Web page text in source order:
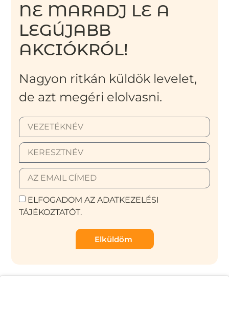
NE MARADJ LE A
LEGÚJABB
AKCIÓKRÓL!
Nagyon ritkán küldök levelet,
de azt megéri elolvasni.
ELFOGADOM AZ ADATKEZELÉSI
TÁJÉKOZTATÓT.
Elküldöm